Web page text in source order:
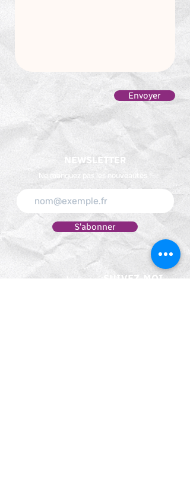
Envoyer
NEWSLETTER
Ne manquez pas les nouveautés !
S'abonner
SUIVEZ-MOI